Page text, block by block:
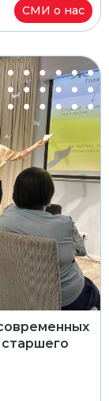
СМИ о нас